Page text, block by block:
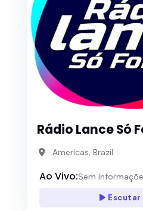
Rádio Lance Só
Americas, Brazil
Ao Vivo:Sem
Escutar